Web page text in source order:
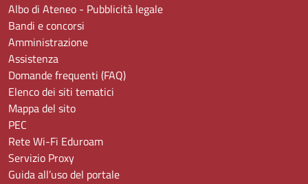
Albo di Ateneo - Pubblicità legale
Bandi e concorsi
Amministrazione
Assistenza
Domande frequenti (FAQ)
Elenco dei siti tematici
Mappa del sito
PEC
Rete Wi-Fi Eduroam
Servizio Proxy
Guida all’uso del portale